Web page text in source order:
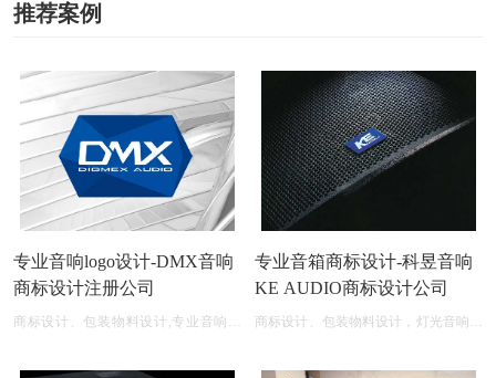
推荐案例
专业音响logo设计-DMX音响
商标设计注册公司
商标设计、包装物料设计,专业音响公
专业音箱商标设计-科昱音响
KE AUDIO商标设计公司
商标设计、包装物料设计，灯光音响商